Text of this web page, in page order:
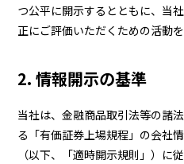
つ公平に開示するとともに、当
正にご評価いただくための活動を
2. 情報開示の基準
当社は、金融商品取引法等の諸
る「有価証券上場規程」の会社
（以下、「適時開示規則」）に